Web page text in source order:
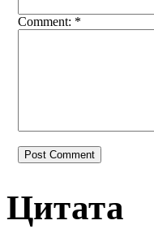
Comment: *
Цитата